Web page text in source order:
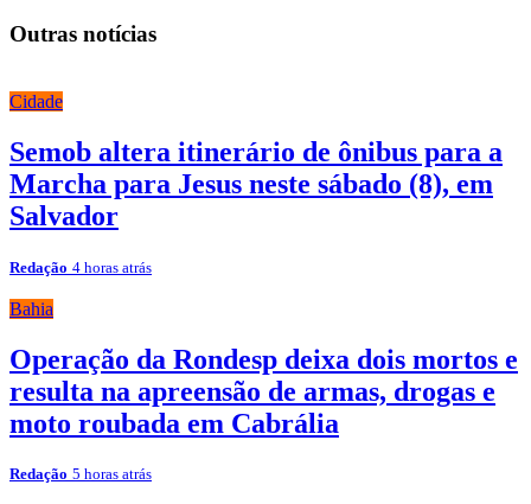
Outras notícias
Cidade
Semob altera itinerário de ônibus para a
Marcha para Jesus neste sábado (8), em
Salvador
Redação 4 horas atrás
Bahia
Operação da Rondesp deixa dois mortos e
resulta na apreensão de armas, drogas e
moto roubada em Cabrália
Redação 5 horas atrás